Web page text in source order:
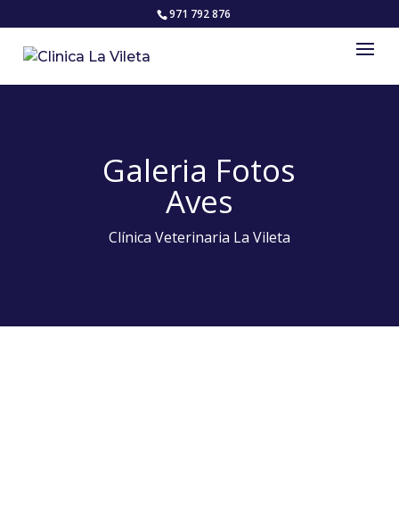
971 792 876
Galeria Fotos
Aves
Clínica Veterinaria La Vileta